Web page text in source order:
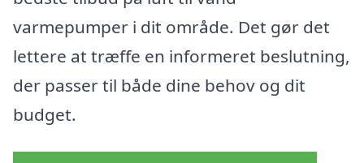
varmepumper i dit område. Det gør det
lettere at træffe en informeret beslutning,
der passer til både dine behov og dit
budget.